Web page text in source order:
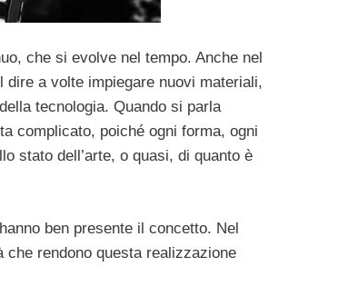
che si evolve nel tempo. Anche nel
dire a volte impiegare nuovi materiali,
tecnologia. Quando si parla
complicato, poiché ogni forma, ogni
stato dell’arte, o quasi, di quanto è
ben presente il concetto. Nel
rendono questa realizzazione